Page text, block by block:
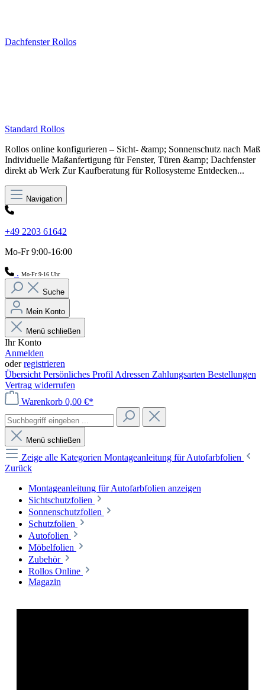
Dachfenster Rollos
Standard Rollos
Rollos online konfigurieren – Sicht- &amp; Sonnenschutz nach Maß
Individuelle Maßanfertigung für Fenster, Türen &amp; Dachfenster
direkt ab Werk Zur Kaufberatung für Rollosysteme Entdecken...
Navigation
+49 2203 61642
Mo-Fr 9:00-16:00
. Mo-Fr 9-16 Uhr
Suche
Mein Konto
Menü schließen
Ihr Konto
Anmelden
oderregistrieren
Übersicht Persönliches Profil Adressen Zahlungsarten Bestellungen
Vertrag widerrufen
Warenkorb 0,00 €*
Menü schließen
Zeige alle Kategorien Montageanleitung für Autofarbfolien
Zurück
Montageanleitung für Autofarbfolien anzeigen
Sichtschutzfolien
Sonnenschutzfolien
Schutzfolien
Autofolien
Möbelfolien
Zubehör
Rollos Online
Magazin